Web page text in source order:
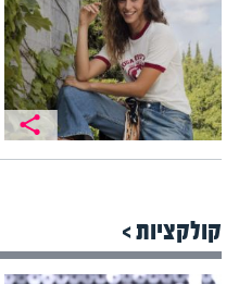
קולקציות >